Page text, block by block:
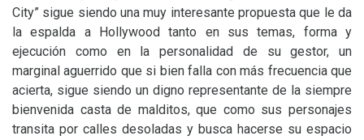
City” sigue siendo una muy interesante propuesta que le da
la espalda a Hollywood tanto en sus temas, forma y
ejecución como en la personalidad de su gestor, un
marginal aguerrido que si bien falla con más frecuencia que
acierta, sigue siendo un digno representante de la siempre
bienvenida casta de malditos, que como sus personajes
transita por calles desoladas y busca hacerse su espacio